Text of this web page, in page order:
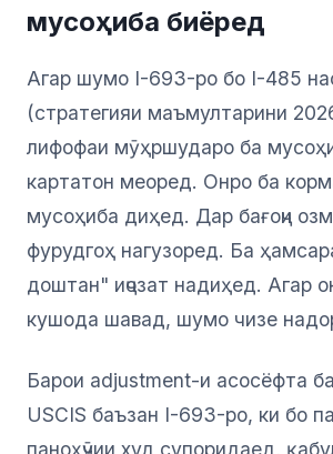
мусоҳиба биёред
Агар шумо I-693-ро бо I-485
(стратегияи маъмултарини
лифофаи мӯҳршударо ба
картатон меоред. Онро ба
мусоҳиба диҳед. Дар бағоҷи
фурудгоҳ нагузоред. Ба
доштан" иҷозат надиҳед. Агар
кушода шавад, шумо чизе
Барои adjustment-и асосёфта ба
USCIS баъзан I-693-ро, ки бо
паноҳҷӯии худ супоридаед,